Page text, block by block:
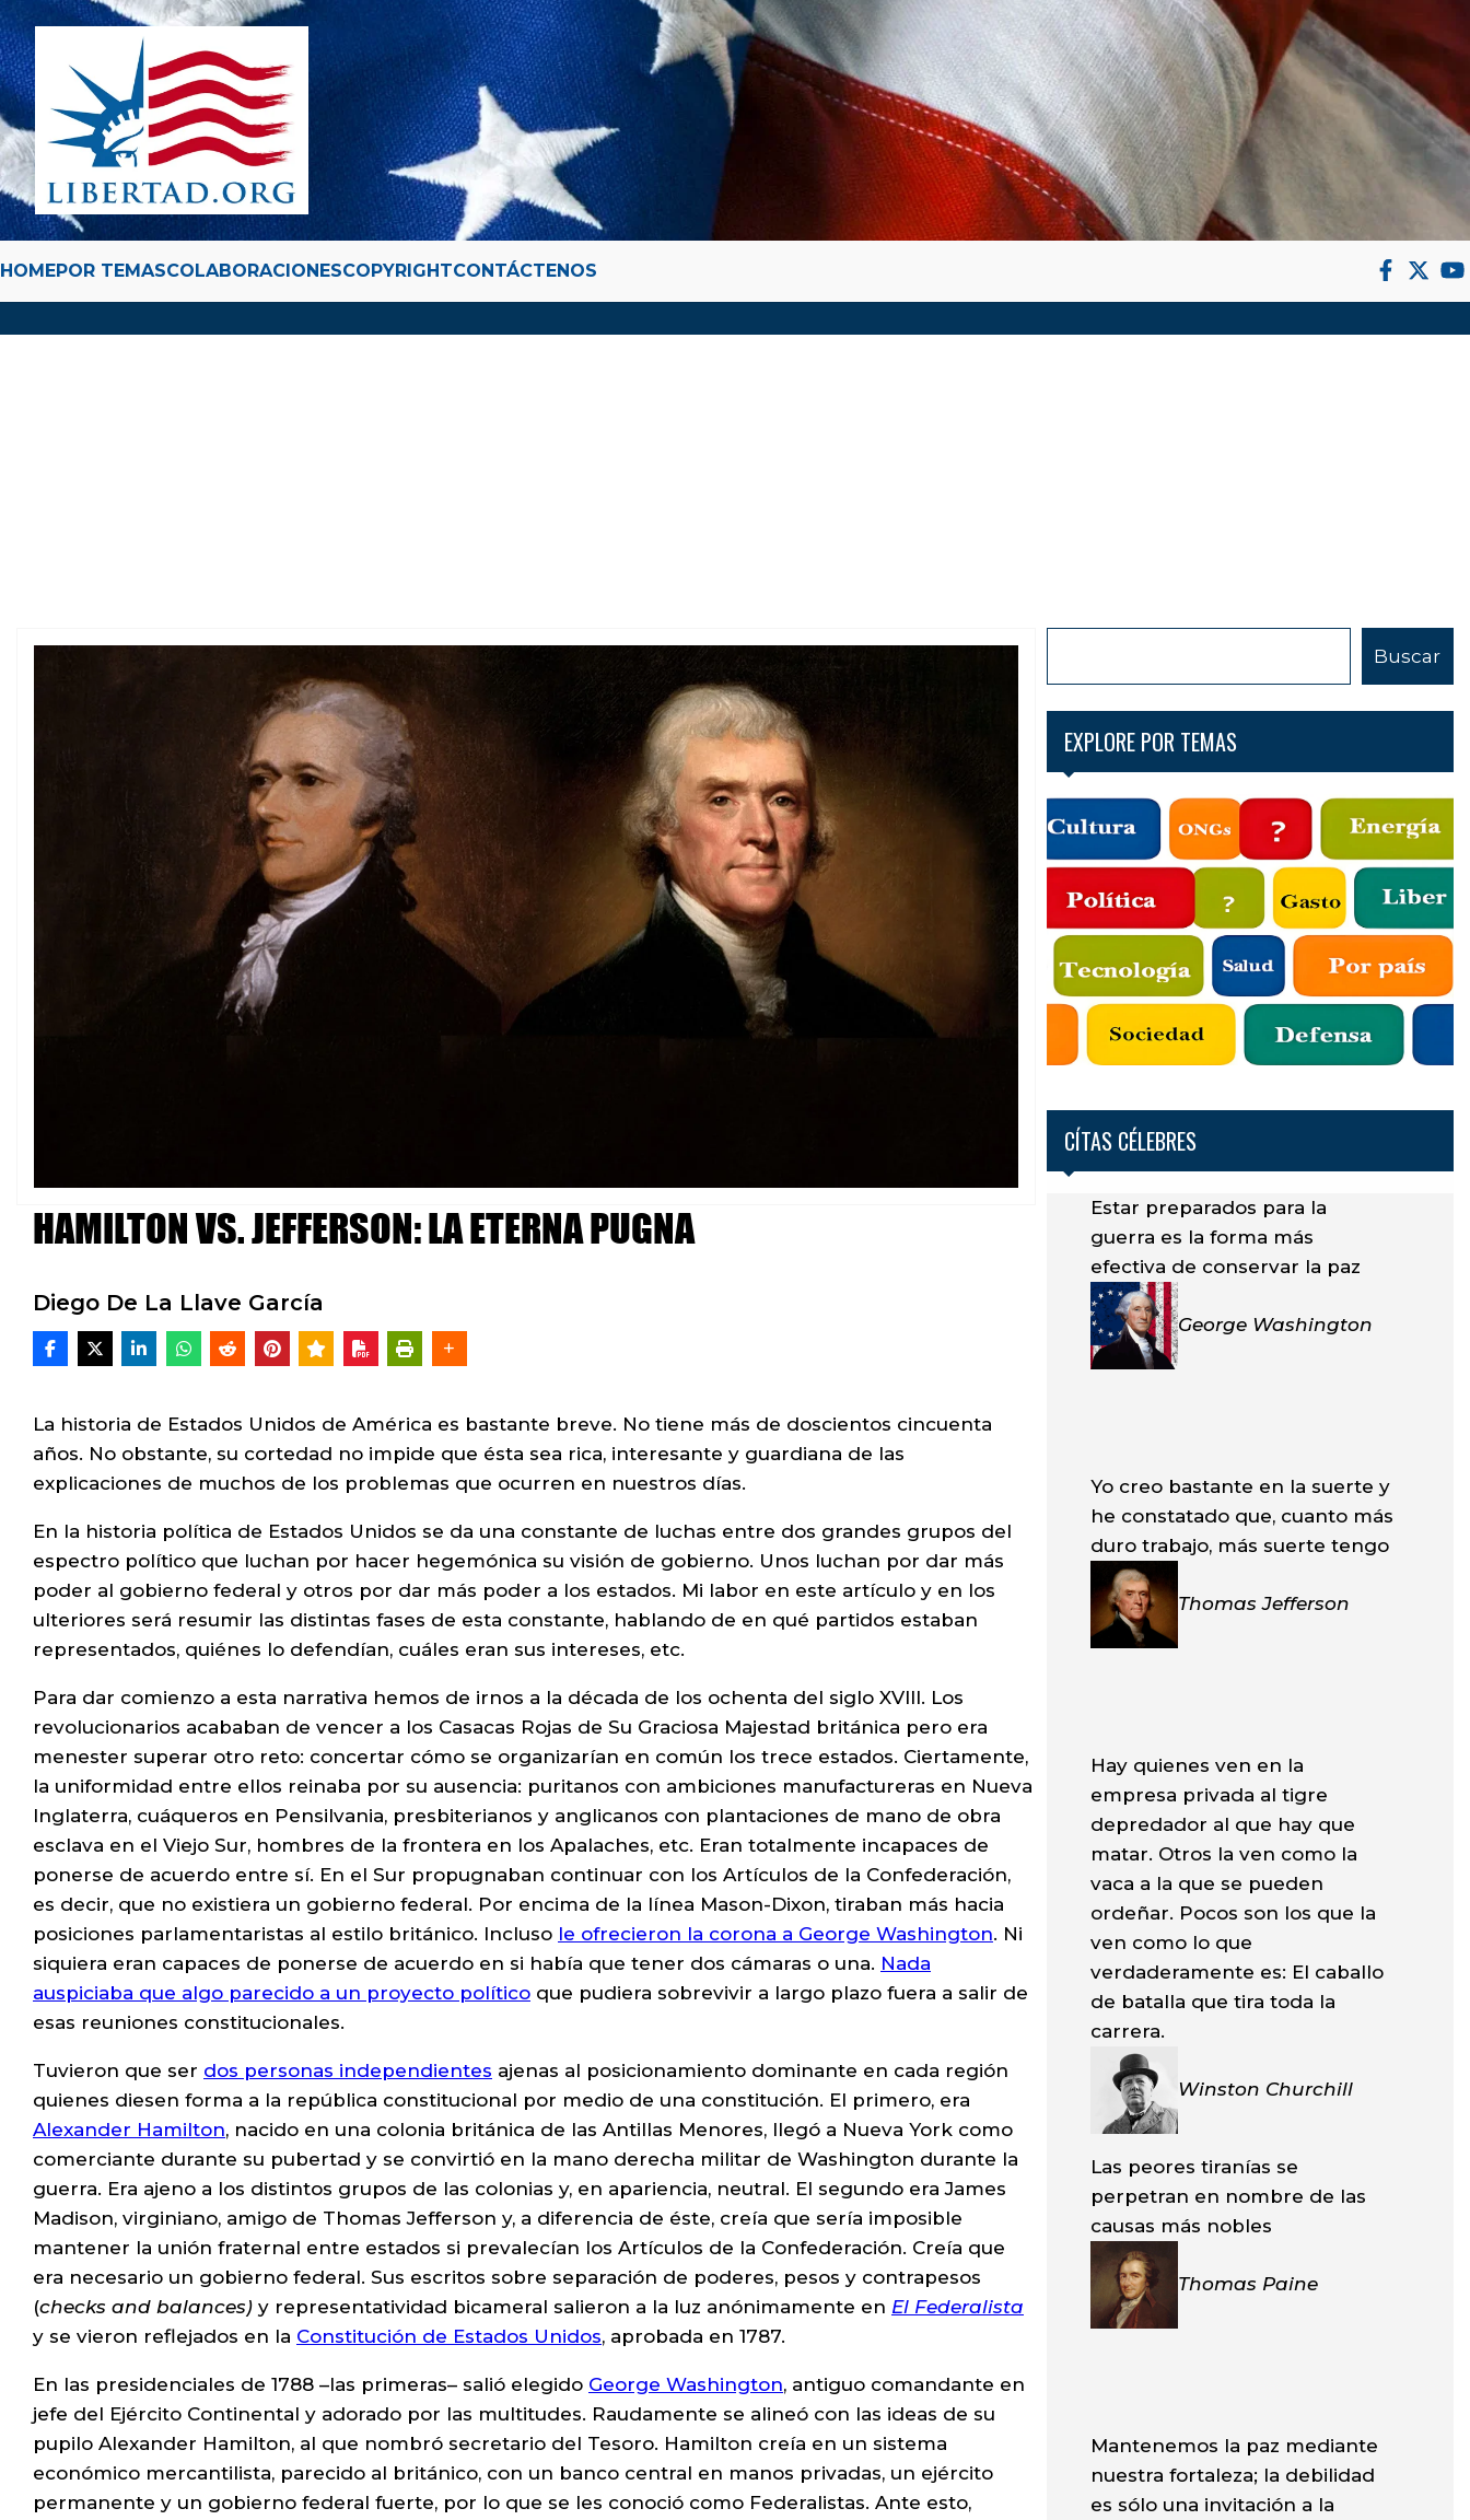
HOMEPOR TEMASCOLABORACIONESCOPYRIGHTCONTÁCTENOS
HAMILTON VS. JEFFERSON: LA ETERNA PUGNA
Diego De La Llave García
La historia de Estados Unidos de América es bastante breve. No tiene más de doscientos cincuenta
años. No obstante, su cortedad no impide que ésta sea rica, interesante y guardiana de las
explicaciones de muchos de los problemas que ocurren en nuestros días.
En la historia política de Estados Unidos se da una constante de luchas entre dos grandes grupos del
espectro político que luchan por hacer hegemónica su visión de gobierno. Unos luchan por dar más
poder al gobierno federal y otros por dar más poder a los estados. Mi labor en este artículo y en los
ulteriores será resumir las distintas fases de esta constante, hablando de en qué partidos estaban
representados, quiénes lo defendían, cuáles eran sus intereses, etc.
Para dar comienzo a esta narrativa hemos de irnos a la década de los ochenta del siglo XVIII. Los
revolucionarios acababan de vencer a los Casacas Rojas de Su Graciosa Majestad británica pero era
menester superar otro reto: concertar cómo se organizarían en común los trece estados. Ciertamente,
la uniformidad entre ellos reinaba por su ausencia: puritanos con ambiciones manufactureras en Nueva
Inglaterra, cuáqueros en Pensilvania, presbiterianos y anglicanos con plantaciones de mano de obra
esclava en el Viejo Sur, hombres de la frontera en los Apalaches, etc. Eran totalmente incapaces de
ponerse de acuerdo entre sí. En el Sur propugnaban continuar con los Artículos de la Confederación,
es decir, que no existiera un gobierno federal. Por encima de la línea Mason-Dixon, tiraban más hacia
posiciones parlamentaristas al estilo británico. Incluso le ofrecieron la corona a George Washington. Ni
siquiera eran capaces de ponerse de acuerdo en si había que tener dos cámaras o una. Nada
auspiciaba que algo parecido a un proyecto político que pudiera sobrevivir a largo plazo fuera a salir de
esas reuniones constitucionales.
Tuvieron que ser dos personas independientes ajenas al posicionamiento dominante en cada región
quienes diesen forma a la república constitucional por medio de una constitución. El primero, era
Alexander Hamilton, nacido en una colonia británica de las Antillas Menores, llegó a Nueva York como
comerciante durante su pubertad y se convirtió en la mano derecha militar de Washington durante la
guerra. Era ajeno a los distintos grupos de las colonias y, en apariencia, neutral. El segundo era James
Madison, virginiano, amigo de Thomas Jefferson y, a diferencia de éste, creía que sería imposible
mantener la unión fraternal entre estados si prevalecían los Artículos de la Confederación. Creía que
era necesario un gobierno federal. Sus escritos sobre separación de poderes, pesos y contrapesos
(checks and balances) y representatividad bicameral salieron a la luz anónimamente en El Federalista
y se vieron reflejados en la Constitución de Estados Unidos, aprobada en 1787.
En las presidenciales de 1788 –las primeras– salió elegido George Washington, antiguo comandante en
jefe del Ejército Continental y adorado por las multitudes. Raudamente se alineó con las ideas de su
pupilo Alexander Hamilton, al que nombró secretario del Tesoro. Hamilton creía en un sistema
económico mercantilista, parecido al británico, con un banco central en manos privadas, un ejército
permanente y un gobierno federal fuerte, por lo que se les conoció como Federalistas. Ante esto,
Buscar
EXPLORE POR TEMAS
CÍTAS CÉLEBRES
Estar preparados para la
guerra es la forma más
efectiva de conservar la paz
George Washington
Yo creo bastante en la suerte y
he constatado que, cuanto más
duro trabajo, más suerte tengo
Thomas Jefferson
Hay quienes ven en la
empresa privada al tigre
depredador al que hay que
matar. Otros la ven como la
vaca a la que se pueden
ordeñar. Pocos son los que la
ven como lo que
verdaderamente es: El caballo
de batalla que tira toda la
carrera.
Winston Churchill
Las peores tiranías se
perpetran en nombre de las
causas más nobles
Thomas Paine
Mantenemos la paz mediante
nuestra fortaleza; la debilidad
es sólo una invitación a la